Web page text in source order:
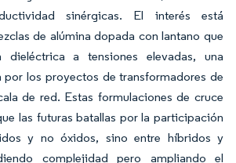
sinérgicas. El interés está
de alúmina dopada con lantano que
dieléctrica a tensiones elevadas, una
los proyectos de transformadores de
de red. Estas formulaciones de cruce
las futuras batallas por la participación
y no óxidos, sino entre híbridos y
complejidad pero ampliando el